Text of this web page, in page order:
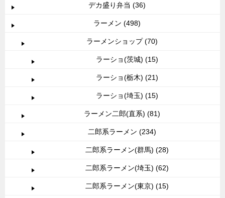
デカ盛り弁当 (36)
ラーメン (498)
ラーメンショップ (70)
ラーショ(茨城) (15)
ラーショ(栃木) (21)
ラーショ(埼玉) (15)
ラーメン二郎(直系) (81)
二郎系ラーメン (234)
二郎系ラーメン(群馬) (28)
二郎系ラーメン(埼玉) (62)
二郎系ラーメン(東京) (15)